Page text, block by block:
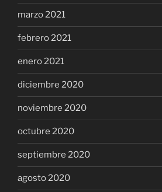
marzo 2021
febrero 2021
enero 2021
diciembre 2020
noviembre 2020
octubre 2020
septiembre 2020
agosto 2020